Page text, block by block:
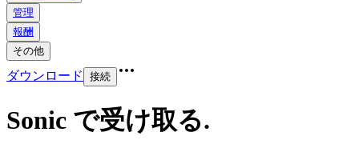
管理
報酬
その他
ダウンロード 接続
Sonic で受け取る.